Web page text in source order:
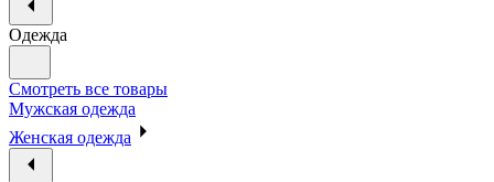
Одежда
Смотреть все товары
Мужская одежда
Женская одежда